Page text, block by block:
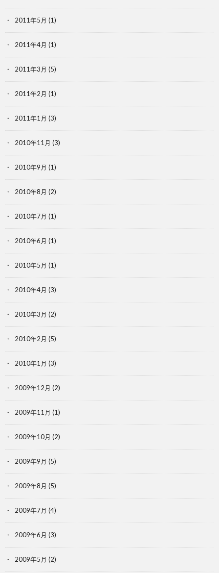
2011年5月 (1)
2011年4月 (1)
2011年3月 (5)
2011年2月 (1)
2011年1月 (3)
2010年11月 (3)
2010年9月 (1)
2010年8月 (2)
2010年7月 (1)
2010年6月 (1)
2010年5月 (1)
2010年4月 (3)
2010年3月 (2)
2010年2月 (5)
2010年1月 (3)
2009年12月 (2)
2009年11月 (1)
2009年10月 (2)
2009年9月 (5)
2009年8月 (5)
2009年7月 (4)
2009年6月 (3)
2009年5月 (2)